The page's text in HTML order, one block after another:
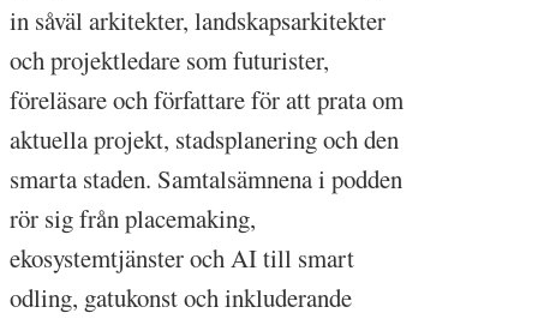
in såväl arkitekter, landskapsarkitekter
och projektledare som futurister,
föreläsare och författare för att prata om
aktuella projekt, stadsplanering och den
smarta staden. Samtalsämnena i podden
rör sig från placemaking,
ekosystemtjänster och AI till smart
odling, gatukonst och inkluderande